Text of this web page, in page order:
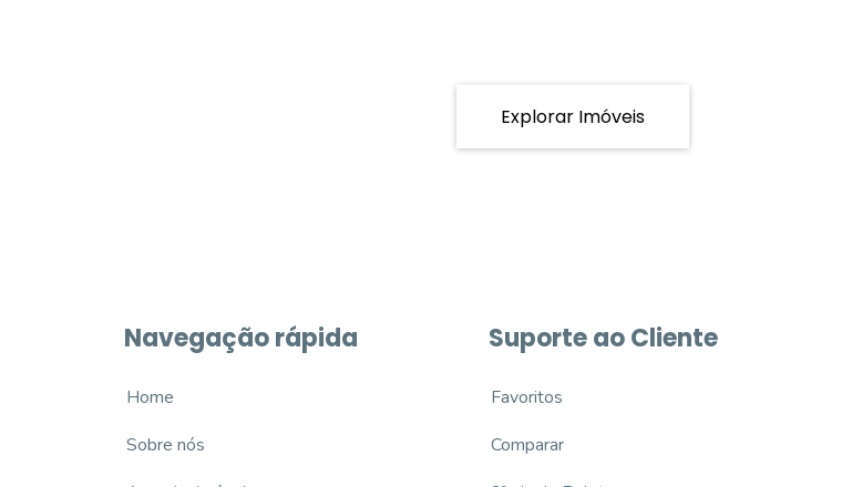
Explorar Imóveis
Navegação rápida
Home
Sobre nós
Suporte ao Cliente
Favoritos
Comparar